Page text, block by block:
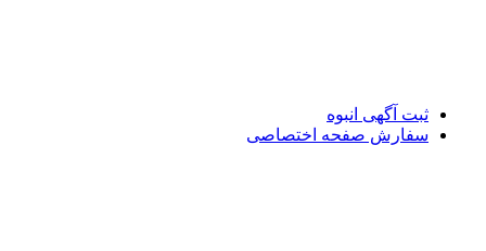
ثبت آگهی انبوه
سفارش صفحه اختصاصی